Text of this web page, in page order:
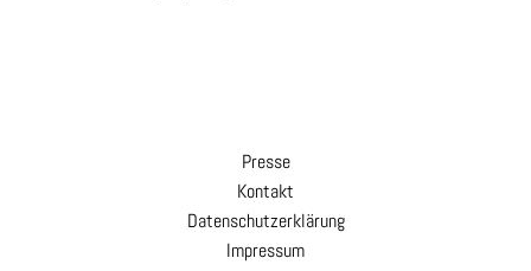
Presse
Kontakt
Datenschutzerklärung
Impressum